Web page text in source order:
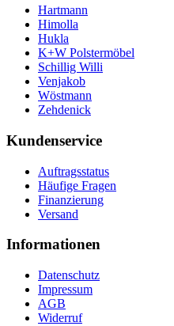
Hartmann
Himolla
Hukla
K+W Polstermöbel
Schillig Willi
Venjakob
Wöstmann
Zehdenick
Kundenservice
Auftragsstatus
Häufige Fragen
Finanzierung
Versand
Informationen
Datenschutz
Impressum
AGB
Widerruf